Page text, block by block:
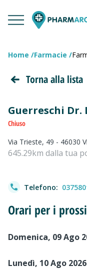
Home Farmacie
Torna alla lista
Guerreschi Dr.
Chiuso
Via Trieste, 49 - 46030
645.29km dalla tua
Telefono:
Orari per i
Domenica, 09 Ago
Lunedì, 10 Ago 2026